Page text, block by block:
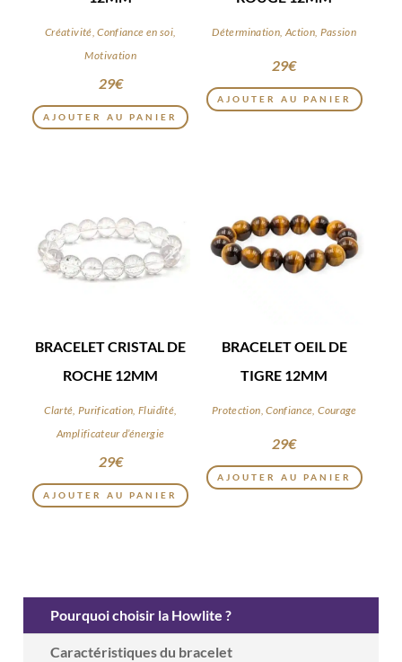
Créativité, Confiance en soi,
Motivation
29€
AJOUTER AU PANIER
Détermination, Action, Passion
29€
AJOUTER AU PANIER
BRACELET CRISTAL DE
ROCHE 12MM
Clarté, Purification, Fluidité,
Amplificateur d’énergie
29€
AJOUTER AU PANIER
BRACELET OEIL DE
TIGRE 12MM
Protection, Confiance, Courage
29€
AJOUTER AU PANIER
Pourquoi choisir la Howlite ?
Caractéristiques du bracelet